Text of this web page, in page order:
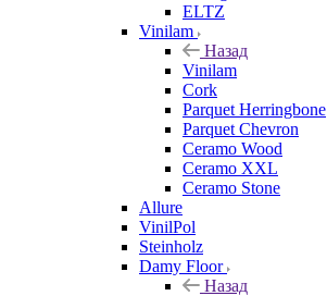
ELTZ
Vinilam
Назад
Vinilam
Cork
Parquet Herringbone
Parquet Chevron
Ceramo Wood
Ceramo XXL
Ceramo Stone
Allure
VinilPol
Steinholz
Damy Floor
Назад